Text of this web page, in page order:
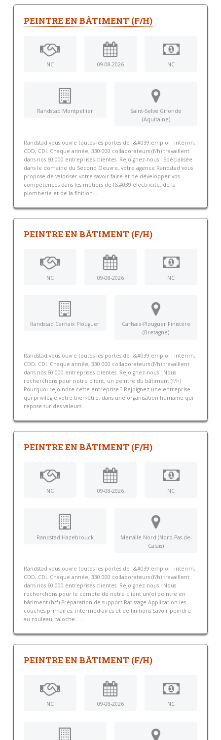
PEINTRE EN BÂTIMENT (F/H)
NC 09-08-2026 NC
Randstad Montpellier
Saint-Selve Gironde
(Aquitaine)
Randstad vous ouvre toutes les portes de l&#039;emploi : intérim,
CDD, CDI. Chaque année, 330 000 collaborateurs (f/h) travaillent
dans nos 60 000 entreprises clientes. Rejoignez-nous ! Spécialisée
dans le domaine du Second Oeuvre, votre agence Randstad vous
propose de valoriser votre savoir faire et de développer vos
compétences dans les métiers de l&#039;électricité, de la
plomberie et de la finition....
PEINTRE EN BÂTIMENT (F/H)
NC 09-08-2026 NC
Randstad Carhaix Plouguer
Carhaix-Plouguer Finistère
(Bretagne)
Randstad vous ouvre toutes les portes de l&#039;emploi : intérim,
CDD, CDI. Chaque année, 330 000 collaborateurs (f/h) travaillent
dans nos 60 000 entreprises clientes. Rejoignez-nous ! Nous
recherchons pour notre client, un peintre du bâtiment (f/h)
Pourquoi rejoindre cette entreprise ? Rejoignez une entreprise
qui privilégie votre bien-être, dans une organisation humaine qui
repose sur des valeurs...
PEINTRE EN BÂTIMENT (F/H)
NC 09-08-2026 NC
Randstad Hazebrouck
Merville Nord (Nord-Pas-de-
Calais)
Randstad vous ouvre toutes les portes de l&#039;emploi : intérim,
CDD, CDI. Chaque année, 330 000 collaborateurs (f/h) travaillent
dans nos 60 000 entreprises clientes. Rejoignez-nous ! Nous
recherchons pour le compte de notre client un(e) peintre en
bâtiment (h/f) Préparation de support Ratissage Application les
couches primaires, intermédiaires et de finitions Savoir peindre
au rouleau, taloche.....
PEINTRE EN BÂTIMENT (F/H)
NC 09-08-2026 NC